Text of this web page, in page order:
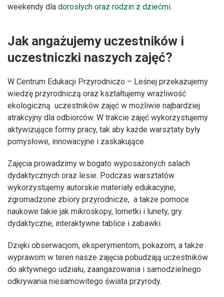
weekendy dla dorosłych oraz rodzin z dziećmi.
Jak angażujemy uczestników i
uczestniczki naszych zajęć?
W Centrum Edukacji Przyrodniczo – Leśnej przekazujemy
wiedzę przyrodniczą oraz kształtujemy wrażliwość
ekologiczną uczestników zajęć w możliwie najbardziej
atrakcyjny dla odbiorców. W trakcie zajęć wykorzystujemy
aktywizujące formy pracy, tak aby każde warsztaty były
pomysłowe, innowacyjne i zaskakujące.
Zajęcia prowadzimy w bogato wyposażonych salach
dydaktycznych oraz lesie. Podczas warsztatów
wykorzystujemy autorskie materiały edukacyjne,
zgromadzone zbiory przyrodnicze, a także pomoce
naukowe takie jak mikroskopy, lornetki i lunety, gry
dydaktyczne, interaktywne tablice i zabawki.
Dzięki obserwacjom, eksperymentom, pokazom, a także
wyprawom w teren nasze zajęcia pobudzają uczestników
do aktywnego udziału, zaangażowania i samodzielnego
odkrywania niesamowitego świata przyrody.